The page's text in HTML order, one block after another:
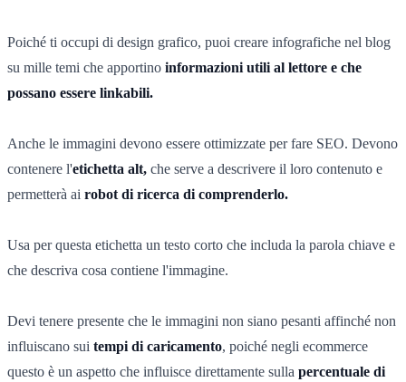
Poiché ti occupi di design grafico, puoi creare infografiche nel blog
su mille temi che apportino informazioni utili al lettore e che
possano essere linkabili.
Anche le immagini devono essere ottimizzate per fare SEO. Devono
contenere l'etichetta alt, che serve a descrivere il loro contenuto e
permetterà ai robot di ricerca di comprenderlo.
Usa per questa etichetta un testo corto che includa la parola chiave e
che descriva cosa contiene l'immagine.
Devi tenere presente che le immagini non siano pesanti affinché non
influiscano sui tempi di caricamento, poiché negli ecommerce
questo è un aspetto che influisce direttamente sulla percentuale di